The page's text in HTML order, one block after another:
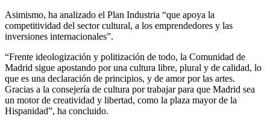
Asimismo, ha analizado el Plan Industria “que apoya la
competitividad del sector cultural, a los emprendedores y las
inversiones internacionales”.
“Frente ideologización y politización de todo, la Comunidad de
Madrid sigue apostando por una cultura libre, plural y de calidad, lo
que es una declaración de principios, y de amor por las artes.
Gracias a la consejería de cultura por trabajar para que Madrid sea
un motor de creatividad y libertad, como la plaza mayor de la
Hispanidad”, ha concluido.